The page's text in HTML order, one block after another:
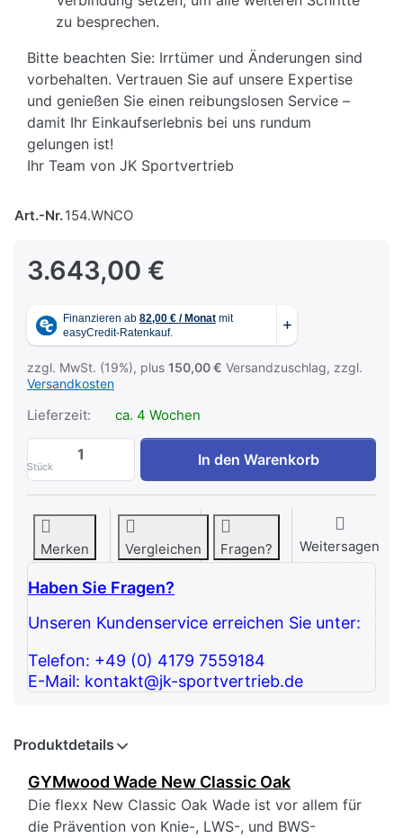
zu besprechen.
Bitte beachten Sie: Irrtümer und Änderungen sind
vorbehalten. Vertrauen Sie auf unsere Expertise
und genießen Sie einen reibungslosen Service –
damit Ihr Einkaufserlebnis bei uns rundum
gelungen ist!
Ihr Team von JK Sportvertrieb
Art.-Nr.154.WNCO
3.643,00 €
zzgl. MwSt. (19%), plus 150,00 € Versandzuschlag, zzgl.
Versandkosten
Lieferzeit: ca. 4 Wochen
Stück
GYMwood Wade New Classic Oak zu
In den Warenkorb
Merken Vergleichen Fragen? Weitersagen
Haben Sie Fragen?
Unseren Kundenservice erreichen Sie unter:
Telefon: +49 (0) 4179 7559184
E-Mail: kontakt@jk-sportvertrieb.de
Produktdetails
GYMwood Wade New Classic Oak
Die flexx New Classic Oak Wade ist vor allem für
die Prävention von Knie-, LWS-, und BWS-